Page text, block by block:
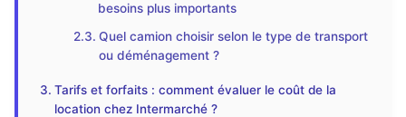
besoins plus importants
Quel camion choisir selon le type de transport
ou déménagement ?
Tarifs et forfaits : comment évaluer le coût de la
location chez Intermarché ?